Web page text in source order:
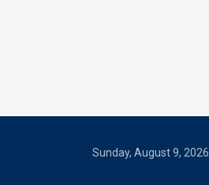
Sunday, August 9, 2026